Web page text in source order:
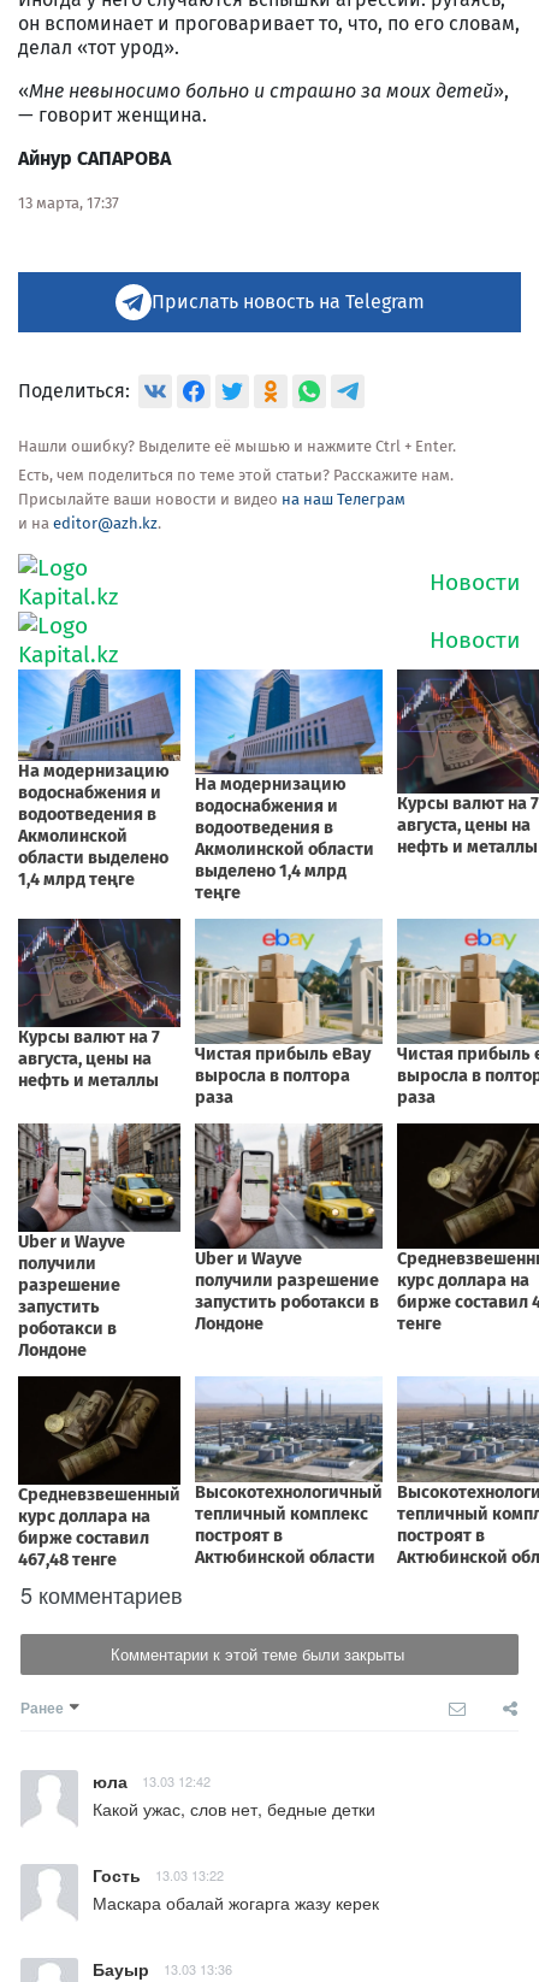
он вспоминает и проговаривает то, что, по его словам,
делал «тот урод».
«Мне невыносимо больно и страшно за моих детей»,
— говорит женщина.
Айнур САПАРОВА
13 марта, 17:37
Прислать новость на Telegram
Поделиться:
Нашли ошибку? Выделите её мышью и нажмите Ctrl + Enter.
Есть, чем поделиться по теме этой статьи? Расскажите нам.
Присылайте ваши новости и видео на наш Телеграм
и на editor@azh.kz.
5 комментариев
Комментарии к этой теме были закрыты
Ранее
юла 13.03 12:42
Какой ужас, слов нет, бедные детки
Гость 13.03 13:22
Маскара обалай жогарга жазу керек
Бауыр 13.03 13:36